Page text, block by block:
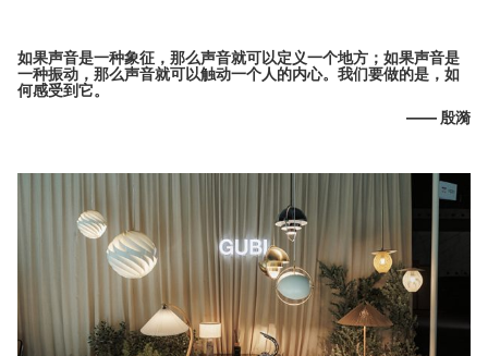
如果声音是一种象征，那么声音就可以定义一个地方；如果声音是
一种振动，那么声音就可以触动一个人的内心。我们要做的是，如
何感受到它。
—— 殷漪